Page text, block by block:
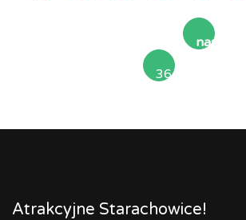
36
następna
Atrakcyjne Starachowice!